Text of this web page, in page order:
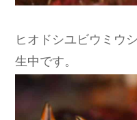
ヒオドシユビウミウ
生中です。